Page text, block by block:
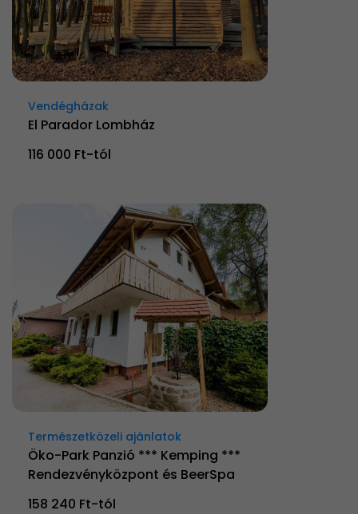
Vendégházak
El Parador Lombház
116 000 Ft-tól
Természetközeli ajánlatok
Öko-Park Panzió *** Kemping ***
Rendezvényközpont és BeerSpa
158 240 Ft-tól